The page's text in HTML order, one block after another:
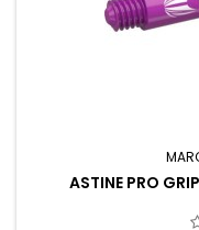
ASTINE PRO